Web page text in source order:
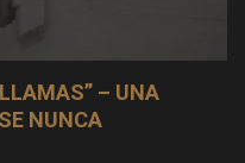
– UNA
NUNCA